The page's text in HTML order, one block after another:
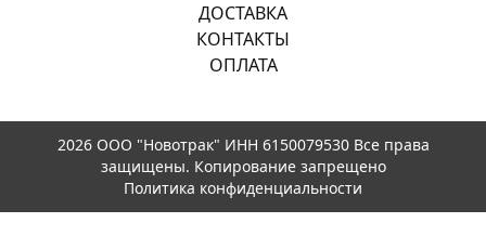
ДОСТАВКА
КОНТАКТЫ
ОПЛАТА
2026 ООО "Новотрак" ИНН 6150079530 Все права
защищены. Копирование запрещено
Политика конфиденциальности